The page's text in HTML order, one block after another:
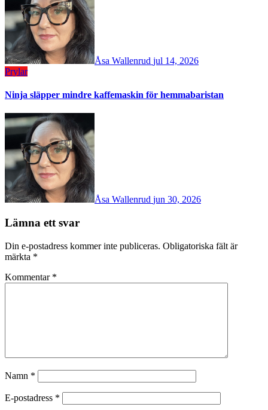
Åsa Wallenrud jul 14, 2026
Prylar
Ninja släpper mindre kaffemaskin för hemmabaristan
Åsa Wallenrud jun 30, 2026
Lämna ett svar
Din e-postadress kommer inte publiceras. Obligatoriska fält är
märkta *
Kommentar *
Namn *
E-postadress *